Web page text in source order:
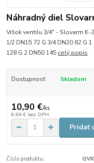
Náhradný diel
Vršok ventilu 3/4" - Slovarm K-
1/2 DN15 72 G 3/4 DN20 82 G
128 G 2 DN50 145 celý popis
Dostupnosť Skladom
10,90 €/ks
8,86 € bez DPH
Pridať
Číslo produktu: